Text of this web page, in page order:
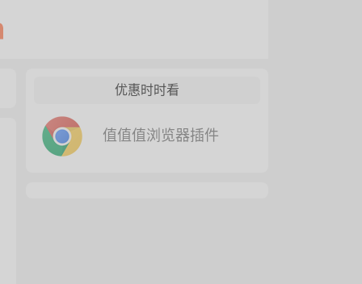
优惠时时看
值值值浏览器插件